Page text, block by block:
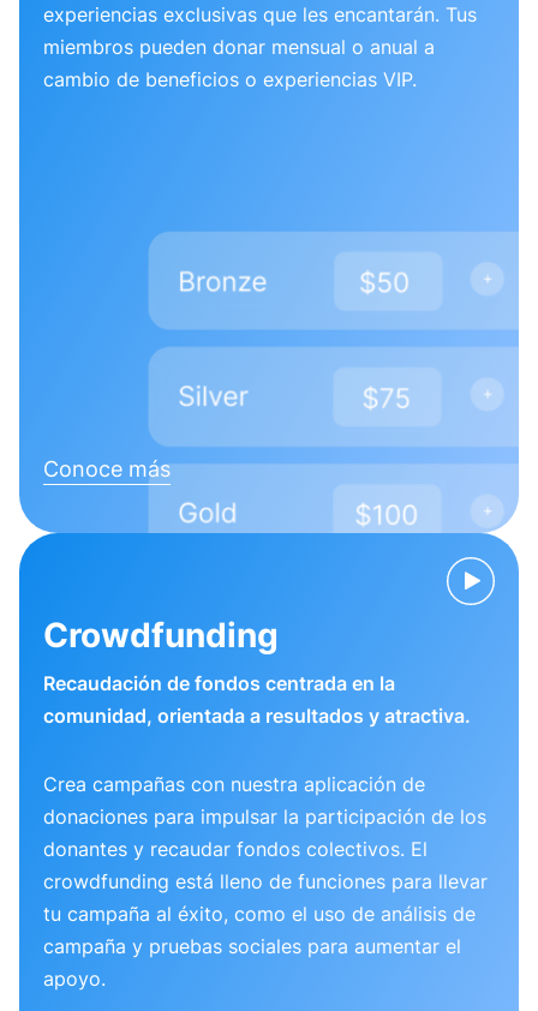
experiencias exclusivas que les encantarán. Tus
miembros pueden donar mensual o anual a
cambio de beneficios o experiencias VIP.
Conoce más
Crowdfunding
Recaudación de fondos centrada en la
comunidad, orientada a resultados y atractiva.
Crea campañas con nuestra aplicación de
donaciones para impulsar la participación de los
donantes y recaudar fondos colectivos. El
crowdfunding está lleno de funciones para llevar
tu campaña al éxito, como el uso de análisis de
campaña y pruebas sociales para aumentar el
apoyo.